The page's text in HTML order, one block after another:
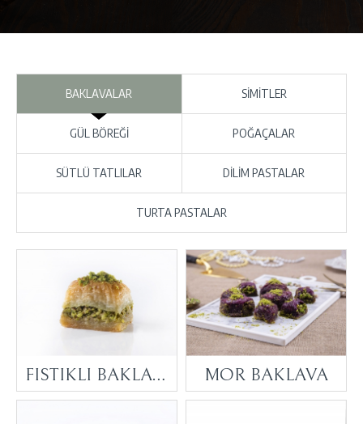
BAKLAVALAR SİMİTLER
GÜL BÖREĞİ POĞAÇALAR
SÜTLÜ TATLILAR DİLİM PASTALAR
TURTA PASTALAR
FISTIKLI BAKLAVA MOR BAKLAVA